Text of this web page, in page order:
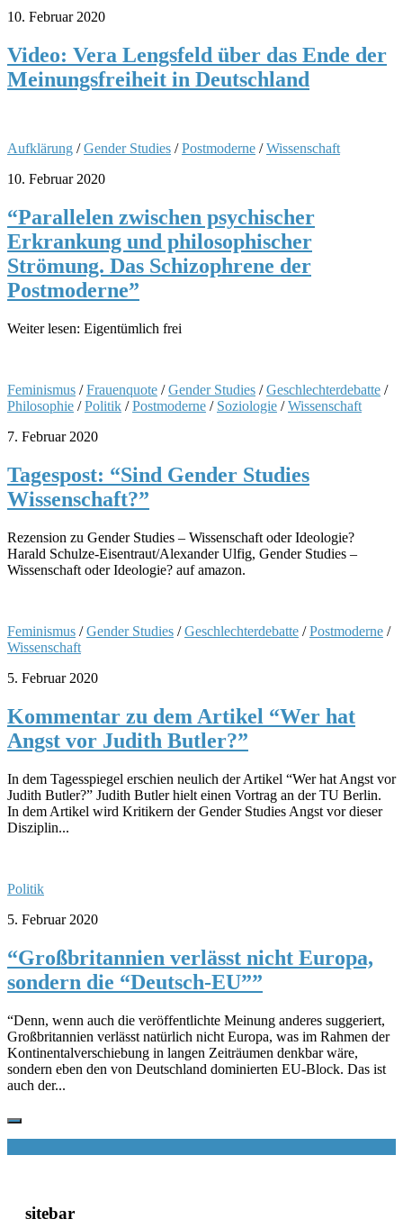
10. Februar 2020
Video: Vera Lengsfeld über das Ende der
Meinungsfreiheit in Deutschland
Aufklärung /Gender Studies /Postmoderne /Wissenschaft
10. Februar 2020
“Parallelen zwischen psychischer
Erkrankung und philosophischer
Strömung. Das Schizophrene der
Postmoderne”
Weiter lesen: Eigentümlich frei
Feminismus /Frauenquote /Gender Studies /Geschlechterdebatte /
Philosophie /Politik /Postmoderne / Soziologie /Wissenschaft
7. Februar 2020
Tagespost: “Sind Gender Studies
Wissenschaft?”
Rezension zu Gender Studies – Wissenschaft oder Ideologie?
Harald Schulze-Eisentraut/Alexander Ulfig, Gender Studies –
Wissenschaft oder Ideologie? auf amazon.
Feminismus /Gender Studies /Geschlechterdebatte /Postmoderne /
Wissenschaft
5. Februar 2020
Kommentar zu dem Artikel “Wer hat
Angst vor Judith Butler?”
In dem Tagesspiegel erschien neulich der Artikel “Wer hat Angst vor
Judith Butler?” Judith Butler hielt einen Vortrag an der TU Berlin.
In dem Artikel wird Kritikern der Gender Studies Angst vor dieser
Disziplin...
Politik
5. Februar 2020
“Großbritannien verlässt nicht Europa,
sondern die “Deutsch-EU””
“Denn, wenn auch die veröffentlichte Meinung anderes suggeriert,
Großbritannien verlässt natürlich nicht Europa, was im Rahmen der
Kontinentalverschiebung in langen Zeiträumen denkbar wäre,
sondern eben den von Deutschland dominierten EU-Block. Das ist
auch der...
sitebar